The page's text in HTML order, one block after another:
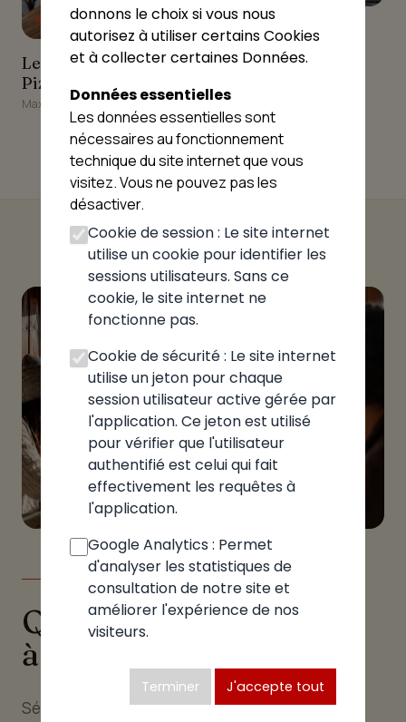
Le Local à Pizza Pizzeria
★★★★☆ 4.23
Le Local à Pizza
Pizzeria
Maxilly-sur-Léman
Mia Pizza
Mia Pizza
Neuvecelle
Quelle pizzeria choisir
à Vacheresse
Sélectionner la bonne pizzeria à Vacheresse
donnons le choix si vous nous
autorisez à utiliser certains Cookies
et à collecter certaines Données.
Données essentielles
Les données essentielles sont
nécessaires au fonctionnement
technique du site internet que vous
visitez. Vous ne pouvez pas les
désactiver.
Cookie de session : Le site internet
utilise un cookie pour identifier les
sessions utilisateurs. Sans ce
cookie, le site internet ne
fonctionne pas.
Cookie de sécurité : Le site internet
utilise un jeton pour chaque
session utilisateur active gérée par
l'application. Ce jeton est utilisé
pour vérifier que l'utilisateur
authentifié est celui qui fait
effectivement les requêtes à
l'application.
Google Analytics : Permet
d'analyser les statistiques de
consultation de notre site et
améliorer l'expérience de nos
visiteurs.
Terminer J'accepte tout